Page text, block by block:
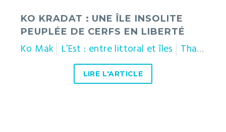
KO KRADAT : UNE ÎLE INSOLITE
PEUPLÉE DE CERFS EN LIBERTÉ
Ko Mak L’Est : entre littoral et îles Thaïlande
LIRE L'ARTICLE